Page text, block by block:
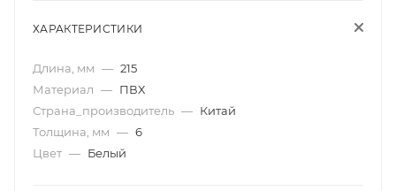
ХАРАКТЕРИСТИКИ
Длина, мм — 215
Материал — ПВХ
Страна_производитель — Китай
Толщина, мм — 6
Цвет — Белый